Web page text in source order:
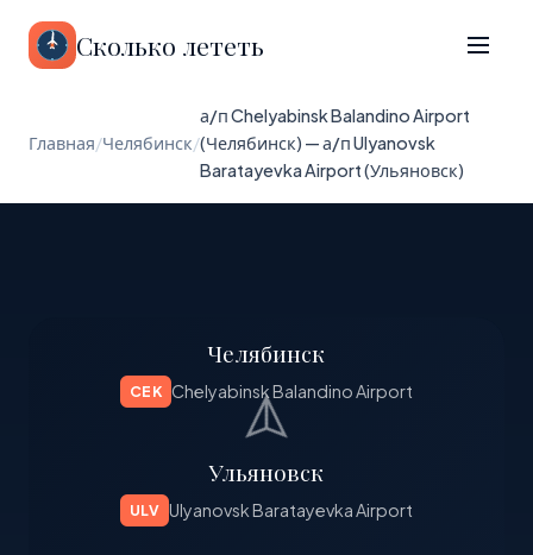
Сколько лететь
Главная/Челябинск/
а/п Chelyabinsk Balandino Airport
(Челябинск) — а/п Ulyanovsk
Baratayevka Airport (Ульяновск)
Челябинск
CEK Chelyabinsk Balandino Airport
Ульяновск
ULV Ulyanovsk Baratayevka Airport